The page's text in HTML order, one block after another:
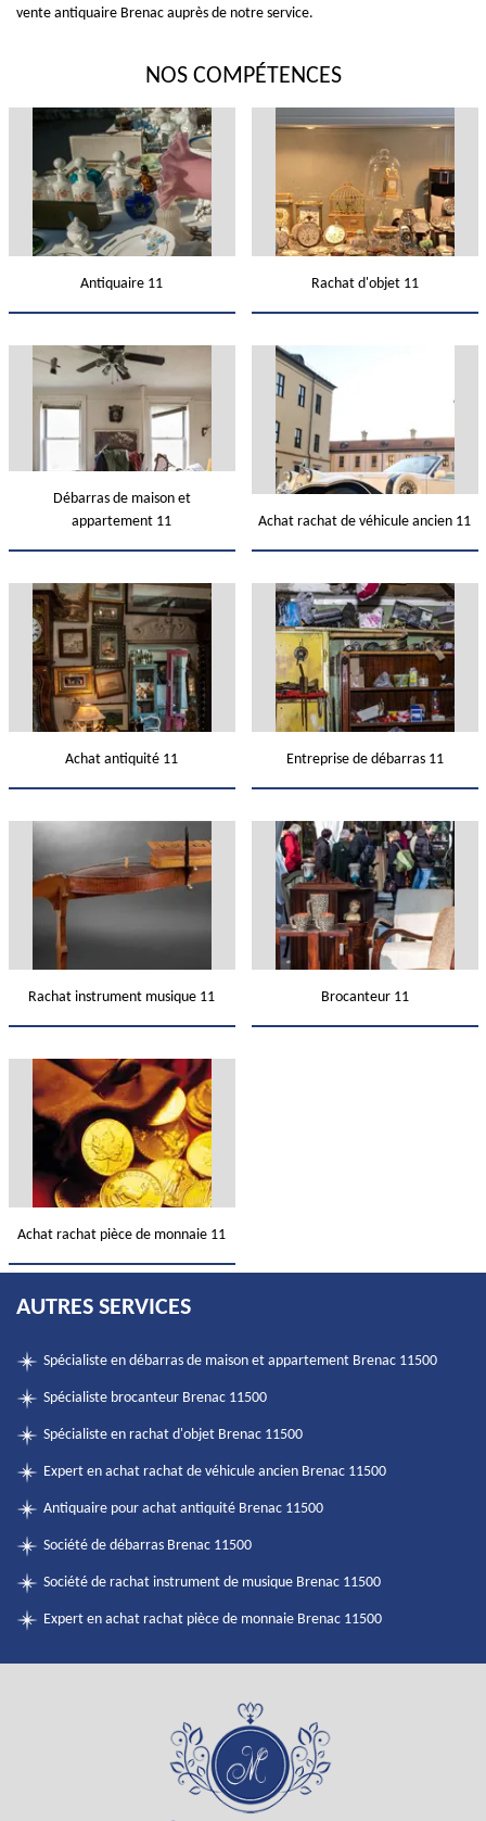
vente antiquaire Brenac auprès de notre service.
NOS COMPÉTENCES
Antiquaire 11 Rachat d'objet 11
Débarras de maison et
appartement 11
Achat rachat de véhicule ancien 11
Achat antiquité 11 Entreprise de débarras 11
Rachat instrument musique 11 Brocanteur 11
Achat rachat pièce de monnaie 11
AUTRES SERVICES
Spécialiste en débarras de maison et appartement Brenac 11500
Spécialiste brocanteur Brenac 11500
Spécialiste en rachat d'objet Brenac 11500
Expert en achat rachat de véhicule ancien Brenac 11500
Antiquaire pour achat antiquité Brenac 11500
Société de débarras Brenac 11500
Société de rachat instrument de musique Brenac 11500
Expert en achat rachat pièce de monnaie Brenac 11500